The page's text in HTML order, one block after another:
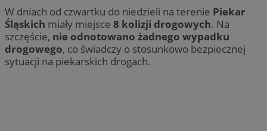
W dniach od czwartku do niedzieli na terenie Piekar
Śląskich miały miejsce 8 kolizji drogowych. Na
szczęście, nie odnotowano żadnego wypadku
drogowego, co świadczy o stosunkowo bezpiecznej
sytuacji na piekarskich drogach.